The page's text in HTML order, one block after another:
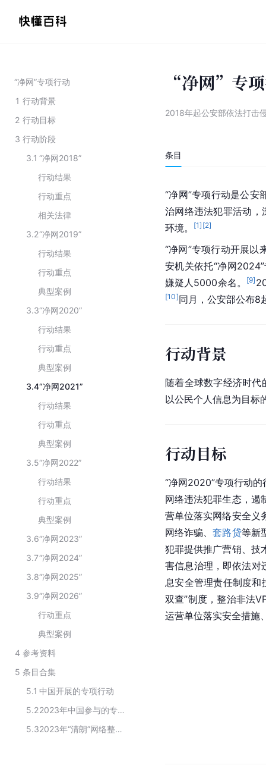
“净网”专项行动
1 行动背景
2 行动目标
3 行动阶段
3.1 “净网2018”
行动结果
行动重点
相关法律
3.2“净网2019”
行动结果
行动重点
典型案例
3.3“净网2020”
行动结果
行动重点
典型案例
3.4“净网2021”
行动结果
行动重点
典型案例
3.5“净网2022”
行动结果
行动重点
典型案例
3.6“净网2023”
3.7“净网2024”
3.8“净网2025”
3.9“净网2026”
行动重点
典型案例
4 参考资料
5 条目合集
5.1 中国开展的专项行动
5.2
2023年中国参与的专项整治行动
5.3
2023年“清朗”网络整治专项行动
“净网”专
2018年起公安部依法打击
条目
“净网”专项行动是公
治网络违法犯罪活动，
环境。
[1] [2]
“净网”专项行动开展以
安机关依托“净网
嫌疑人5000余名。
[9]
[10]同月，公安部公布8
行动背景
随着全球数字经济时代
以公民个人信息为目标
行动目标
“净网2020”专项行动
网络违法犯罪生态，遏
营单位落实网络安全义
网络诈骗 、套路贷等新
犯罪提供推广营销、 技
害信息治理，即依法对
息安全管理责任制度和
双查”制度，整治非法
运营单位落实安全措施